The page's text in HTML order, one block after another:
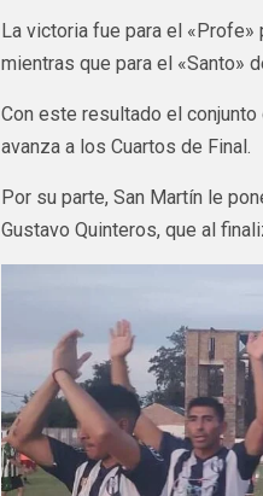
La victoria fue para el
mientras que para el «Santo»
Con este resultado el
avanza a los Cuartos de Final.
Por su parte, San Martín le
Gustavo Quinteros, que al